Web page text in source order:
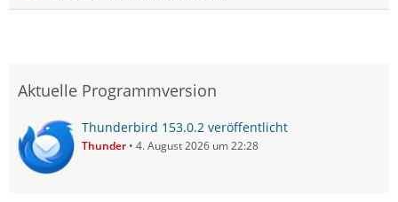
Aktuelle Programmversion
Thunderbird 153.0.2 veröffentlicht
Thunder 4. August 2026 um 22:28